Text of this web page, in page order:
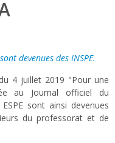
devenues des INSPE.
4 juillet 2019 "Pour une
au Journal officiel du
sont ainsi devenues
du professorat et de